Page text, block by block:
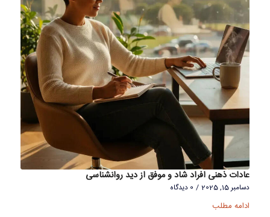
عادات ذهنی افراد شاد و موفق از دید روانشناسی
دسامبر 15, 2025 / 0 دیدگاه
ادامه مطلب